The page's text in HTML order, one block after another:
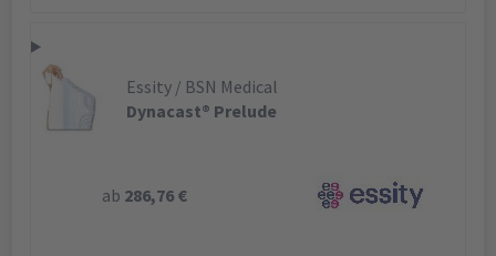
Essity / BSN Medical
Dynacast® Prelude
ab 286,76 €